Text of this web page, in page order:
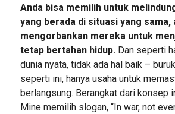
Anda bisa memilih untuk
yang berada di situasi yang sama,
mengorbankan mereka untuk
tetap bertahan hidup.Dan seperti
dunia nyata, tidak ada hal baik –
seperti ini, hanya usaha untuk
berlangsung. Berangkat dari konsep
Mine memilih slogan, “In war, not